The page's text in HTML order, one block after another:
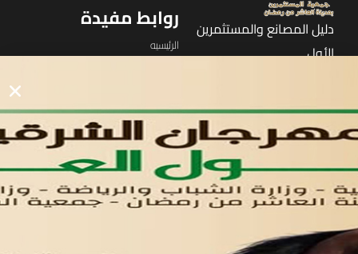
دليل المصانع والمستثمرين
الأول
روابط مفيدة
الرئيسيه
لوحه التحكم
اتصل بنا
تواصل معنا
مدينة العاشر من رمضان